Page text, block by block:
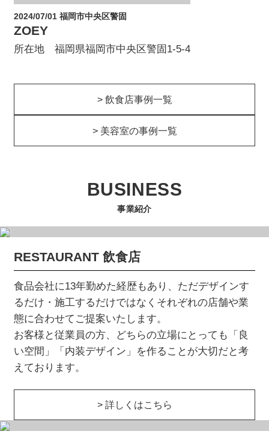
2024/07/01 福岡市中央区警固
ZOEY
所在地 福岡県福岡市中央区警固1-5-4
> 飲食店事例一覧
> 美容室の事例一覧
BUSINESS
事業紹介
RESTAURANT 飲食店
食品会社に13年勤めた経歴もあり、ただデザインす
るだけ・施工するだけではなくそれぞれの店舗や業
態に合わせてご提案いたします。
お客様と従業員の方、どちらの立場にとっても「良
い空間」「内装デザイン」を作ることが大切だと考
えております。
> 詳しくはこちら